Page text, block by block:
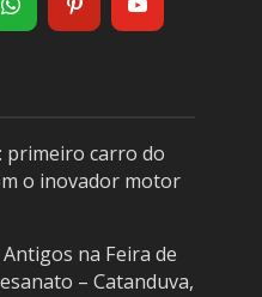
primeiro carro do
o inovador motor
na Feira de
– Catanduva,